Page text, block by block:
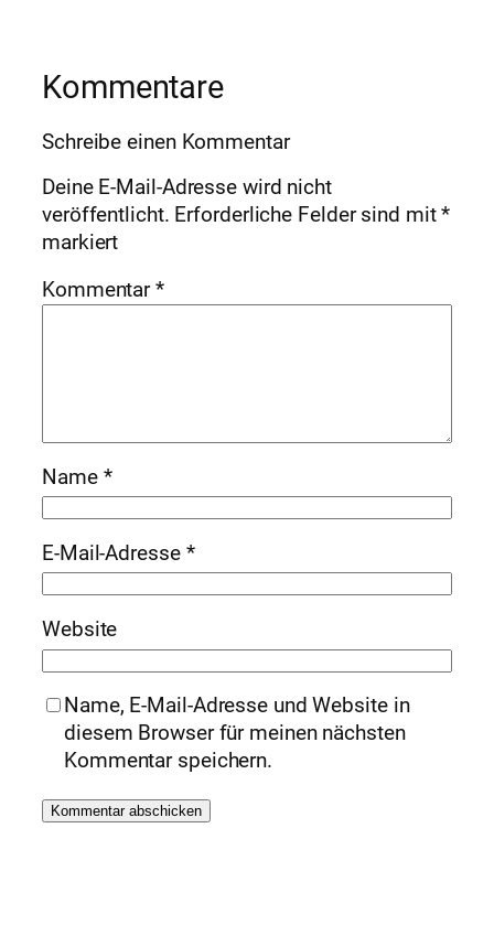
Kommentare
Schreibe einen Kommentar
Deine E-Mail-Adresse wird nicht
veröffentlicht. Erforderliche Felder sind mit*
markiert
Kommentar*
Name *
E-Mail-Adresse *
Website
Name, E-Mail-Adresse und Website in
diesem Browser für meinen nächsten
Kommentar speichern.